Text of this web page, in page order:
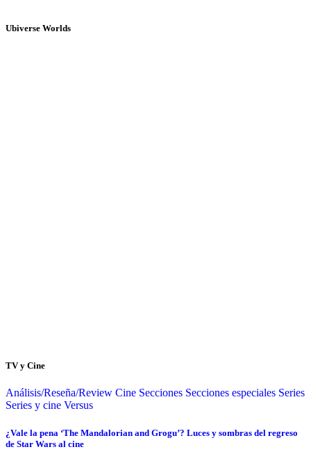
Ubiverse Worlds
TV y Cine
Análisis/Reseña/Review Cine Secciones Secciones especiales Series
Series y cine Versus
¿Vale la pena ‘The Mandalorian and Grogu’? Luces y sombras del regreso
de Star Wars al cine